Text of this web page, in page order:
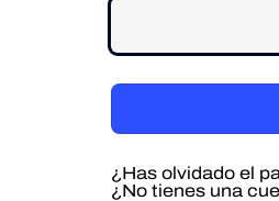
¿Has olvidado el
¿No tienes una